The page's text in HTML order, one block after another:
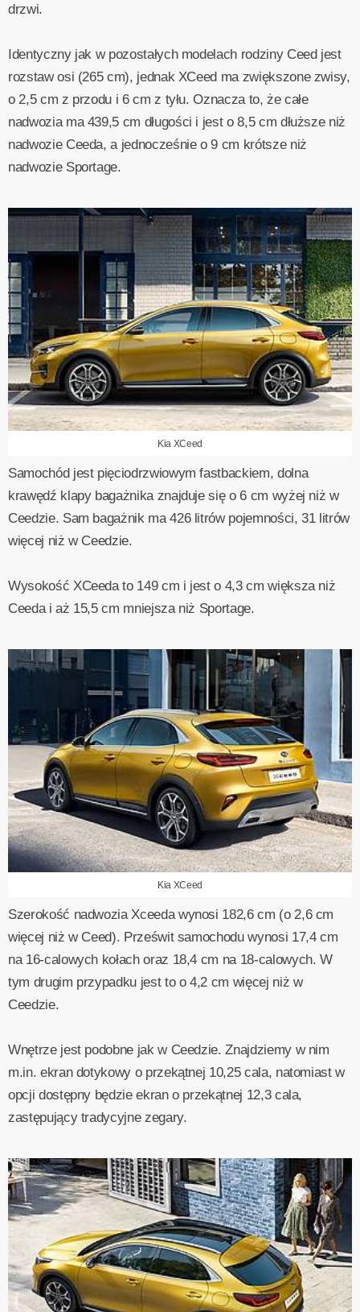
drzwi.
Identyczny jak w pozostałych modelach rodziny Ceed jest
rozstaw osi (265 cm), jednak XCeed ma zwiększone zwisy,
o 2,5 cm z przodu i 6 cm z tyłu. Oznacza to, że całe
nadwozia ma 439,5 cm długości i jest o 8,5 cm dłuższe niż
nadwozie Ceeda, a jednocześnie o 9 cm krótsze niż
nadwozie Sportage.
Kia XCeed
Samochód jest pięciodrzwiowym fastbackiem, dolna
krawędź klapy bagażnika znajduje się o 6 cm wyżej niż w
Ceedzie. Sam bagażnik ma 426 litrów pojemności, 31 litrów
więcej niż w Ceedzie.
Wysokość XCeeda to 149 cm i jest o 4,3 cm większa niż
Ceeda i aż 15,5 cm mniejsza niż Sportage.
Kia XCeed
Szerokość nadwozia Xceeda wynosi 182,6 cm (o 2,6 cm
więcej niż w Ceed). Prześwit samochodu wynosi 17,4 cm
na 16-calowych kołach oraz 18,4 cm na 18-calowych. W
tym drugim przypadku jest to o 4,2 cm więcej niż w
Ceedzie.
Wnętrze jest podobne jak w Ceedzie. Znajdziemy w nim
m.in. ekran dotykowy o przekątnej 10,25 cala, natomiast w
opcji dostępny będzie ekran o przekątnej 12,3 cala,
zastępujący tradycyjne zegary.